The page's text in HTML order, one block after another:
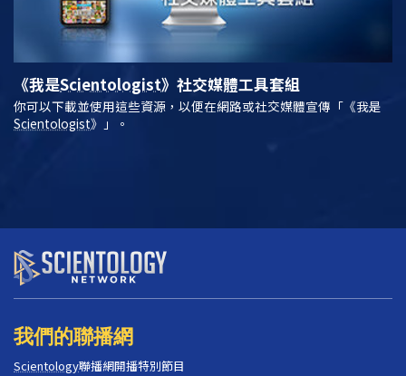
《我是Scientologist》 社交媒體工具套組
你可以下載並使用這些資源，以便在網路或社交媒體宣傳「《我是
Scientologist》」。
我們的聯播網
Scientology聯播網開播特別節目